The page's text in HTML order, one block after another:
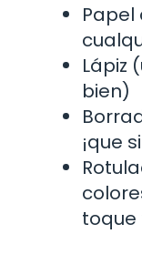
Lápiz
bien)
¡que
toque